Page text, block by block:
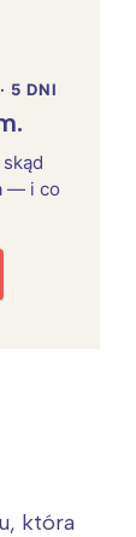
5 DNI
— i co
która